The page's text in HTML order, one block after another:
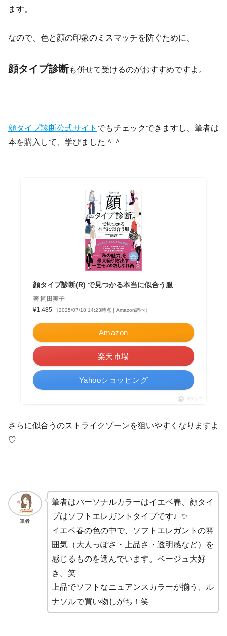
ます。
なので、色と顔の印象のミスマッチを防ぐために、
顔タイプ診断も併せて受けるのがおすすめですよ。
顔タイプ診断公式サイト でもチェックできますし、筆者は
本を購入して、学びました＾＾
顔タイプ診断(R) で見つかる本当に似合う服
著:岡田実子
¥1,485
（2025/07/18 14:23時点 | Amazon調べ）
Amazon
楽天市場
Yahooショッピング
ポチップ
さらに似合うのストライクゾーンを狙いやすくなりますよ
♡
筆者
筆者はパーソナルカラーはイエベ春、顔タイ
プはソフトエレガントタイプです♩✨
イエベ春の色の中で、ソフトエレガントの雰
囲気（大人っぽさ・上品さ・透明感など）を
感じるものを選んでいます。ベージュ大好
き。笑
上品でソフトなニュアンスカラーが揃う、ル
ナソルで買い物しがち！笑